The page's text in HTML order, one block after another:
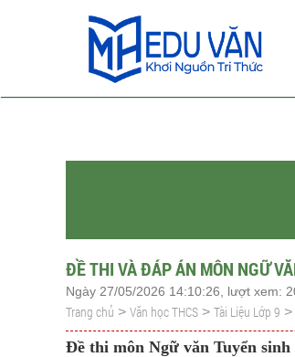
ĐỀ THI VÀ ĐÁP ÁN MÔN NGỮ
Ngày 27/05/2026 14:10:26, lượt xem:
Trang chủ > Văn học THCS > Tài Liệu Lớp 9 >
Đề thi môn Ngữ văn Tuyển